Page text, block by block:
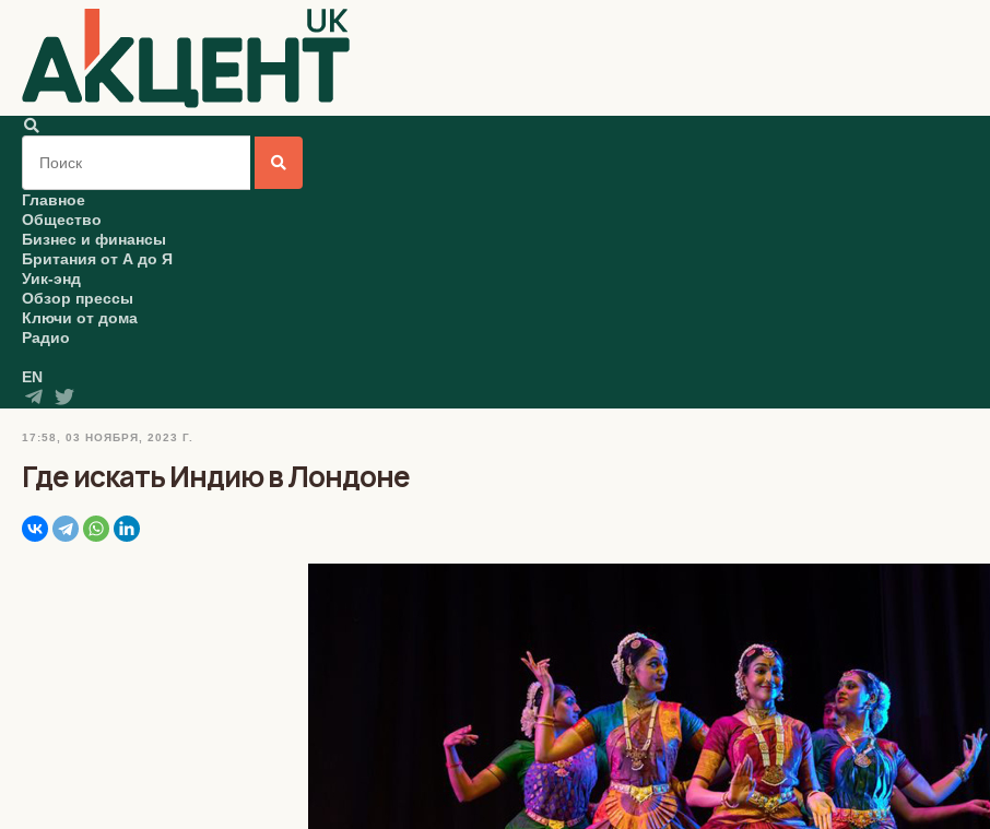
Главное
Общество
Бизнес и финансы
Британия от А до Я
Уик-энд
Обзор прессы
Ключи от дома
Радио
EN
17:58, 03 НОЯБРЯ, 2023 Г.
Где искать Индию в Лондоне